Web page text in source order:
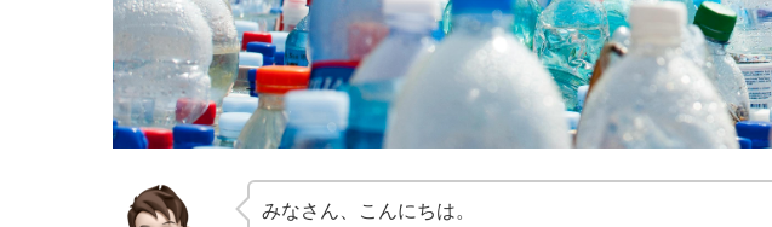
みなさん、こんにちは。